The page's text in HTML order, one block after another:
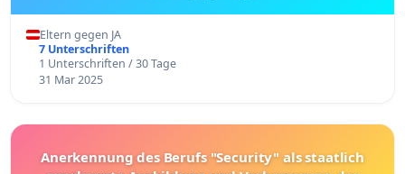
Eltern gegen JA
7 Unterschriften
1 Unterschriften / 30 Tage
31 Mar 2025
Anerkennung des Berufs "Security" als staatlich